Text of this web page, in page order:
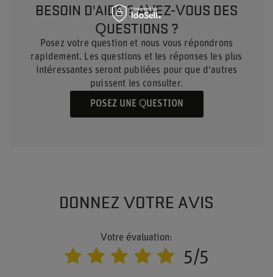
BESOIN D'AIDE ? AVEZ-VOUS DES
QUESTIONS ?
Posez votre question et nous vous répondrons
rapidement. Les questions et les réponses les plus
intéressantes seront publiées pour que d'autres
puissent les consulter.
POSEZ UNE QUESTION
DONNEZ VOTRE AVIS
Votre évaluation:
5/5